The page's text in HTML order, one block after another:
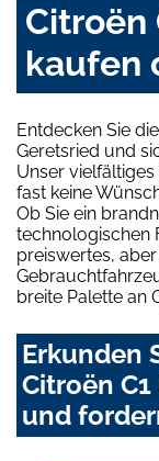
Citroën
kaufen
Entdecken Sie
Geretsried und
Unser
fast keine
Ob Sie ein
technologischen
preiswertes,
breite Palette an
Erkunden
Citroën
und